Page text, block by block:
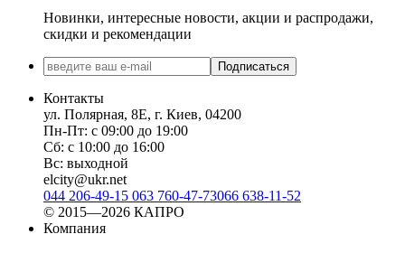
Новинки, интересные новости, акции и распродажи,
скидки и рекомендации
Подписаться
Контакты
ул. Полярная, 8Е, г. Киев, 04200
Пн-Пт: с 09:00 до 19:00
Сб: с 10:00 до 16:00
Вс: выходной
elcity@ukr.net
044 206-49-15 063 760-47-73066 638-11-52
© 2015—2026 КАПРО
Компания